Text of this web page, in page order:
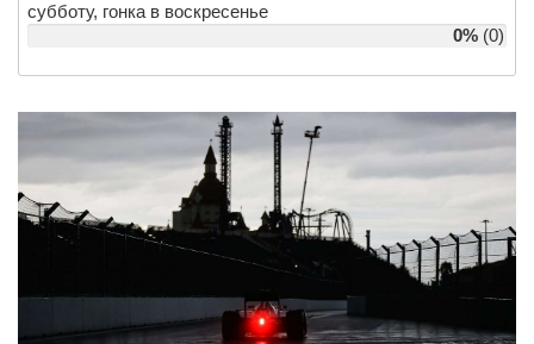
субботу, гонка в воскресенье
0% (0)